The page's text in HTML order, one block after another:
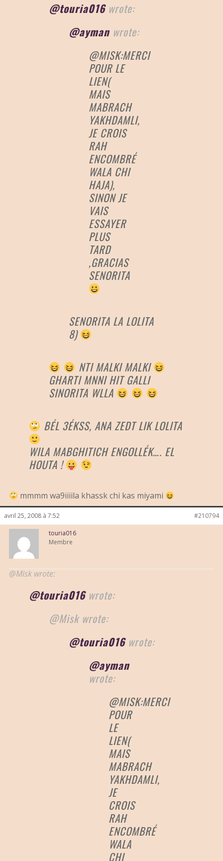
@touria016wrote:
@aymanwrote:
@MISK:MERCI
POUR LE
LIEN(
MAIS
MABRACH
YAKHDAMLI,
JE CROIS
RAH
ENCOMBRÉ
WALA CHI
HAJA),
SINON JE
VAIS
ESSAYER
PLUS
TARD
,GRACIAS
SENORITA
SENORITA LA LOLITA
8)
NTI MALKI MALKI
GHARTI MNNI HIT GALLI
SINORITA WLLA
BÉL 3ÉKSS, ANA ZEDT LIK LOLITA
WILA MABGHITICH ENGOLLÉK…. EL
HOUTA !
mmmm wa9iiiila khassk chi kas miyami
avril 25, 2008 à 7:52 #210794
touria016
Membre
@Misk wrote:
@touria016wrote:
@Misk wrote:
@touria016wrote:
@ayman
wrote:
@MISK:MERCI
POUR
LE
LIEN(
MAIS
MABRACH
YAKHDAMLI,
JE
CROIS
RAH
ENCOMBRÉ
WALA
CHI